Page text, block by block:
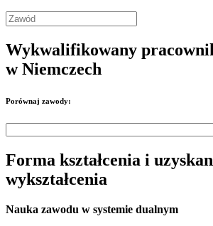
Wykwalifikowany
w Niemczech
Porównaj zawody:
Forma kształcenia i
wykształcenia
Nauka zawodu w systemie dualnym